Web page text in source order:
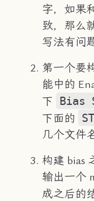
字，如果
致，那么
写法有问
第一个要
能中的
下
Bias
下面的
几个文件
构建 bias
输出一个
成之后的